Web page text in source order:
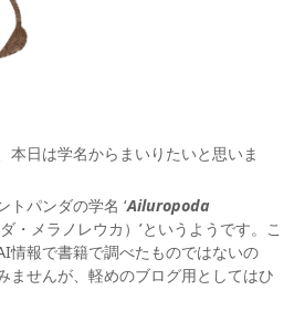
本日は学名からまいりたいと思いま
トパンダの学名 ‘Ailuropoda
ダ・メラノレウカ）’というようです。こ
情報で書籍で調べたものではないの
ませんが、軽めのブログ用としてはひ